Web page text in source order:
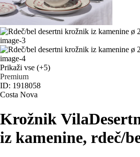
Prikaži vse (+5)
Premium
ID: 1918058
Costa Nova
Krožnik Vila
iz kamenine, rdeč/